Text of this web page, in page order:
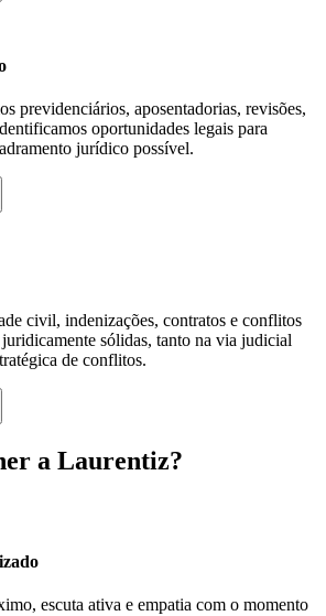
previdenciários, aposentadorias, revisões,
oportunidades legais para
jurídico possível.
civil, indenizações, contratos e conflitos
sólidas, tanto na via judicial
de conflitos.
a Laurentiz?
escuta ativa e empatia com o momento